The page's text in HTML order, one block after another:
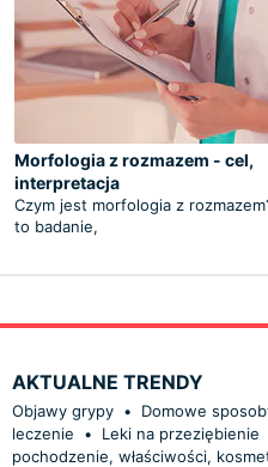
Morfologia z rozmazem - cel,
interpretacja
Czym jest morfologia z
to badanie,
AKTUALNE TRENDY
Objawy grypy • Domowe
leczenie
• Leki na przeziębienie
pochodzenie, właściwości,